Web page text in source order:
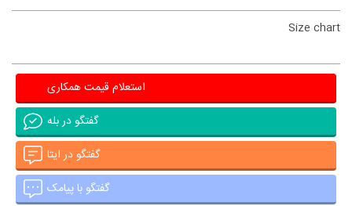
Size chart
استعلام قیمت همکاری
گفتگو در بله
گفتگو در ایتا
گفتگو با پیامک